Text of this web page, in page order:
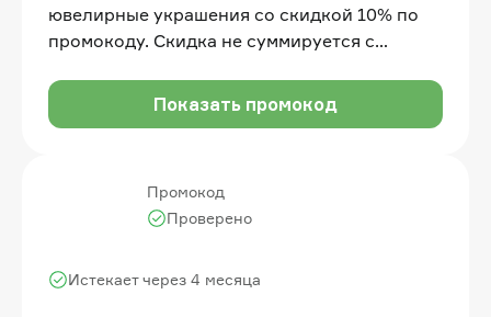
ювелирные украшения со скидкой 10% по
промокоду. Скидка не суммируется с
промокодами и акциями
Показать промокод
Промокод
Истекает через 4 месяца
Проверено